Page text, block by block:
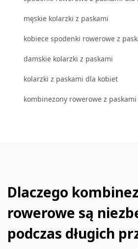
męskie kolarzki z paskami
kobiece spodenki rowerowe z
damskie kolarzki z paskami
kolarzki z paskami dla kobiet
kombinezony rowerowe z
Dlaczego
rowerowe są
podczas długich